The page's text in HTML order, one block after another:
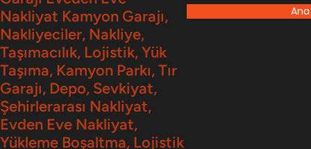
Nakliyat Kamyon Garajı,
Nakliyeciler, Nakliye,
Taşımacılık, Lojistik, Yük
Taşıma, Kamyon Parkı, Tır
Garajı, Depo, Sevkiyat,
Şehirlerarası Nakliyat,
Evden Eve Nakliyat,
Yükleme Boşaltma, Lojistik